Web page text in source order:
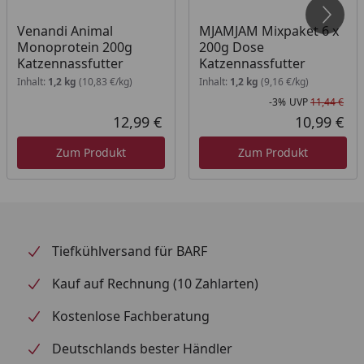
Venandi Animal
Monoprotein 200g
Katzennassfutter
Inhalt: 1,2 kg (10,83 €/kg)
Aktueller Preis
12,99 €
Zum Produkt
MJAMJAM Mixpaket 6 x
200g Dose
Katzennassfutter
Inhalt: 1,2 kg (9,16 €/kg)
-3% UVP11,44 €
10,99 €
Zum Produkt
Tiefkühlversand für BARF
Kauf auf Rechnung (10 Zahlarten)
Kostenlose Fachberatung
Deutschlands bester Händler